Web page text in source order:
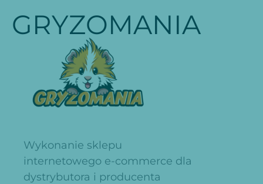
GRYZOMANIA
Wykonanie sklepu
internetowego e-commerce dla
dystrybutora i producenta